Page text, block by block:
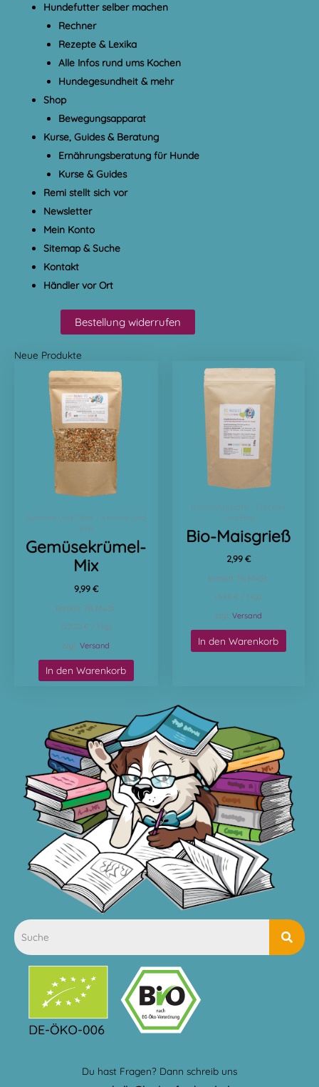
Hundefutter selber machen
Rechner
Rezepte & Lexika
Alle Infos rund ums Kochen
Hundegesundheit & mehr
Shop
Bewegungsapparat
Kurse, Guides & Beratung
Ernährungsberatung für Hunde
Kurse & Guides
Remi stellt sich vor
Newsletter
Mein Konto
Sitemap & Suche
Kontakt
Händler vor Ort
Bestellung widerrufen
Neue Produkte
Gemüse und Obst - Krümel und
Brei
Gemüsekrümel-
Mix
9,99 €
Enthält 7% MwSt.
(22,20 € / 1 kg)
zzgl.Versand
In den Warenkorb
Kohlenhydrate - Flocken
und Brei
Bio-Maisgrieß
2,99 €
Enthält 7% MwSt.
(5,98 € / 1 kg)
zzgl.Versand
In den Warenkorb
Du hast Fragen? Dann schreib uns